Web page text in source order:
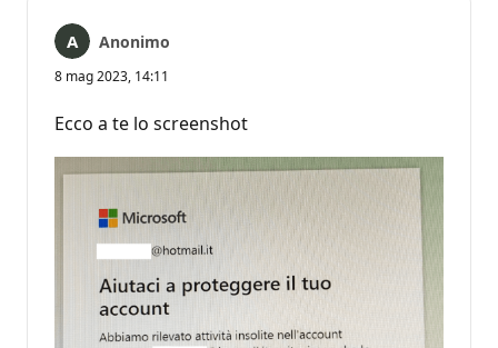
Anonimo
8 mag 2023, 14:11
Ecco a te lo screenshot